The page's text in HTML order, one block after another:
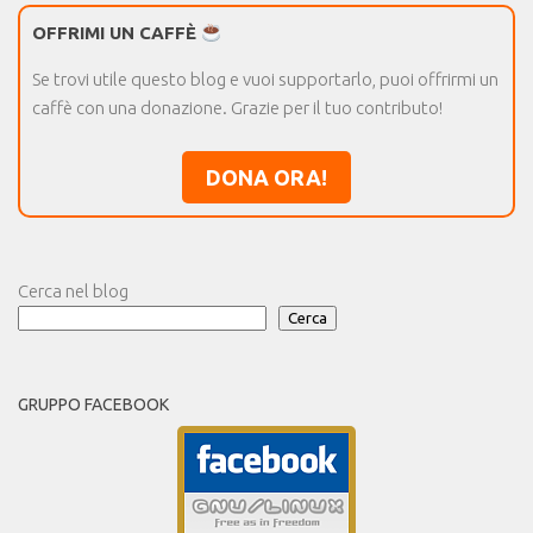
OFFRIMI UN CAFFÈ
Se trovi utile questo blog e vuoi supportarlo, puoi offrirmi un
caffè con una donazione. Grazie per il tuo contributo!
DONA ORA!
Cerca nel blog
Cerca
GRUPPO FACEBOOK